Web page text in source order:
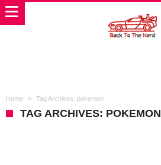
Home Tag Archives: pokemon
TAG ARCHIVES: POKEMON